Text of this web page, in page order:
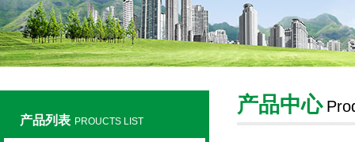
产品列表 PROUCTS LIST
产品中心